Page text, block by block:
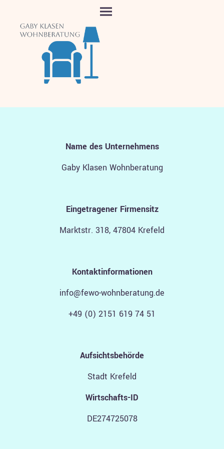
Name des Unternehmens
Gaby Klasen Wohnberatung
Eingetragener Firmensitz
Marktstr. 318, 47804 Krefeld
Kontaktinformationen
info@fewo-wohnberatung.de
+49 (0) 2151 619 74 51
Aufsichtsbehörde
Stadt Krefeld
Wirtschafts-ID
DE274725078